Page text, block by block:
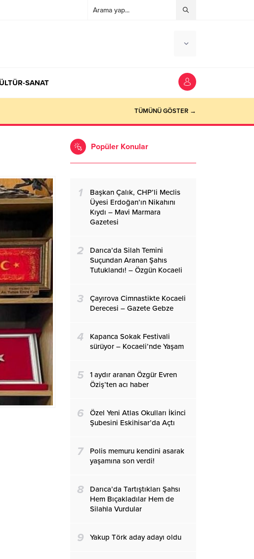
SANAT
– Kocaeli Haber TÜMÜNÜ GÖSTER →
Popüler Konular
1
Başkan Çalık, CHP’li Meclis
Üyesi Erdoğan’ın Nikahını
Kıydı – Mavi Marmara
Gazetesi
2
Darıca’da Silah Temini
Suçundan Aranan Şahıs
Tutuklandı! – Özgün Kocaeli
3
Çayırova Cimnastikte Kocaeli
Derecesi – Gazete Gebze
4
Kapanca Sokak Festivali
sürüyor – Kocaeli’nde Yaşam
5
1 aydır aranan Özgür Evren
Öziş’ten acı haber
6
Özel Yeni Atlas Okulları İkinci
Şubesini Eskihisar’da Açtı
7
Polis memuru kendini asarak
yaşamına son verdi!
8
Darıca’da Tartıştıkları Şahsı
Hem Bıçakladılar Hem de
Silahla Vurdular
9 Yakup Törk aday adayı oldu